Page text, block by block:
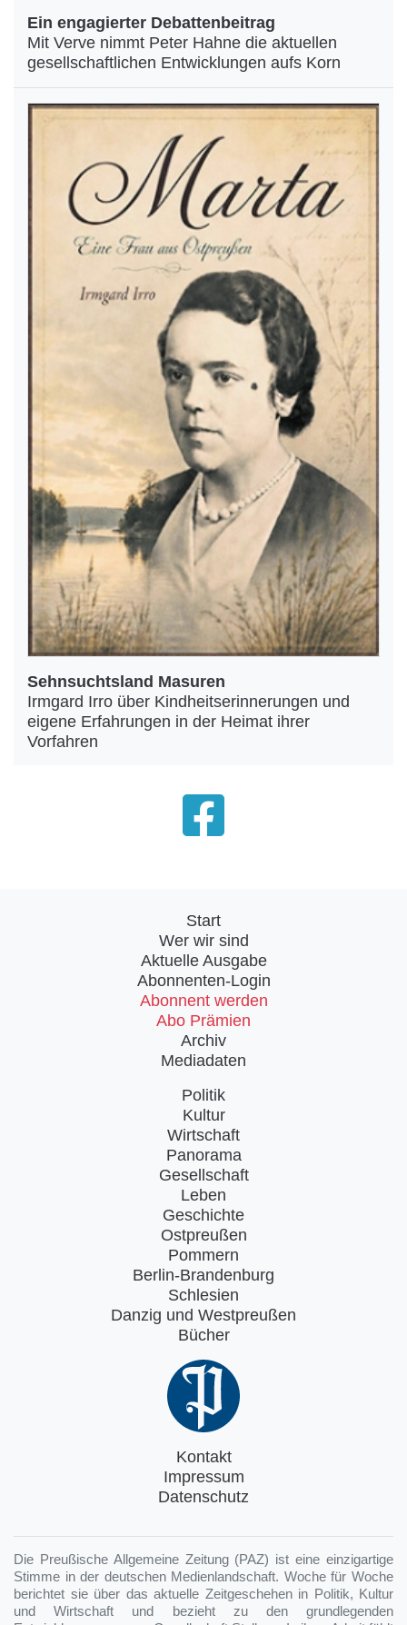
Ein engagierter Debattenbeitrag
Mit Verve nimmt Peter Hahne die aktuellen
gesellschaftlichen Entwicklungen aufs Korn
Sehnsuchtsland Masuren
Irmgard Irro über Kindheitserinnerungen und
eigene Erfahrungen in der Heimat ihrer
Vorfahren
Start
Wer wir sind
Aktuelle Ausgabe
Abonnenten-Login
Abonnent werden
Abo Prämien
Archiv
Mediadaten
Politik
Kultur
Wirtschaft
Panorama
Gesellschaft
Leben
Geschichte
Ostpreußen
Pommern
Berlin-Brandenburg
Schlesien
Danzig und Westpreußen
Bücher
Kontakt
Impressum
Datenschutz
Die Preußische Allgemeine Zeitung (PAZ) ist eine einzigartige
Stimme in der deutschen Medienlandschaft. Woche für Woche
berichtet sie über das aktuelle Zeitgeschehen in Politik, Kultur
und Wirtschaft und bezieht zu den grundlegenden